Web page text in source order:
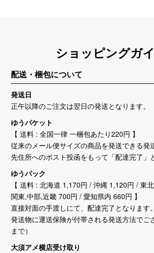
ショッピングガ
配送・梱包について
発送日
正午以降のご注文は翌日の発送となります。
ゆうパケット
【 送料 : 全国一律 一梱包あたり220円 】
従来のメール便サイズの商品を発送できる発
先住所へのポスト投函をもって「配達完了」
ゆうパック
【 送料 : 北海道 1,170円 / 沖縄 1,120円 / 東
関東,中部,近畿 700円 / 愛知県内 660円 】
直接対面の手渡しにて、配達完了となります。
発送物に運送保険が付帯される発送方法でご
まで）
大須アメ横店受け取り